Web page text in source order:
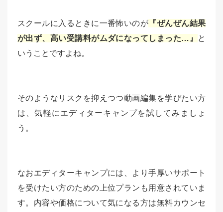
スクールに入るときに一番怖いのが 『ぜんぜん結果
が出ず、高い受講料がムダになってしまった…』
と
いうことですよね。
そのようなリスクを抑えつつ動画編集を学びたい方
は、気軽にエディターキャンプを試してみましょ
う。
なおエディターキャンプには、より手厚いサポート
を受けたい方のための上位プランも用意されていま
す。内容や価格について気になる方は無料カウンセ